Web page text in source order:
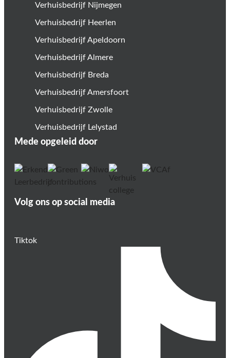
Verhuisbedrijf Nijmegen
Verhuisbedrijf Heerlen
Verhuisbedrijf Apeldoorn
Verhuisbedrijf Almere
Verhuisbedrijf Breda
Verhuisbedrijf Amersfoort
Verhuisbedrijf Zwolle
Verhuisbedrijf Lelystad
Mede opgeleid door
Volg ons op social media
Tiktok